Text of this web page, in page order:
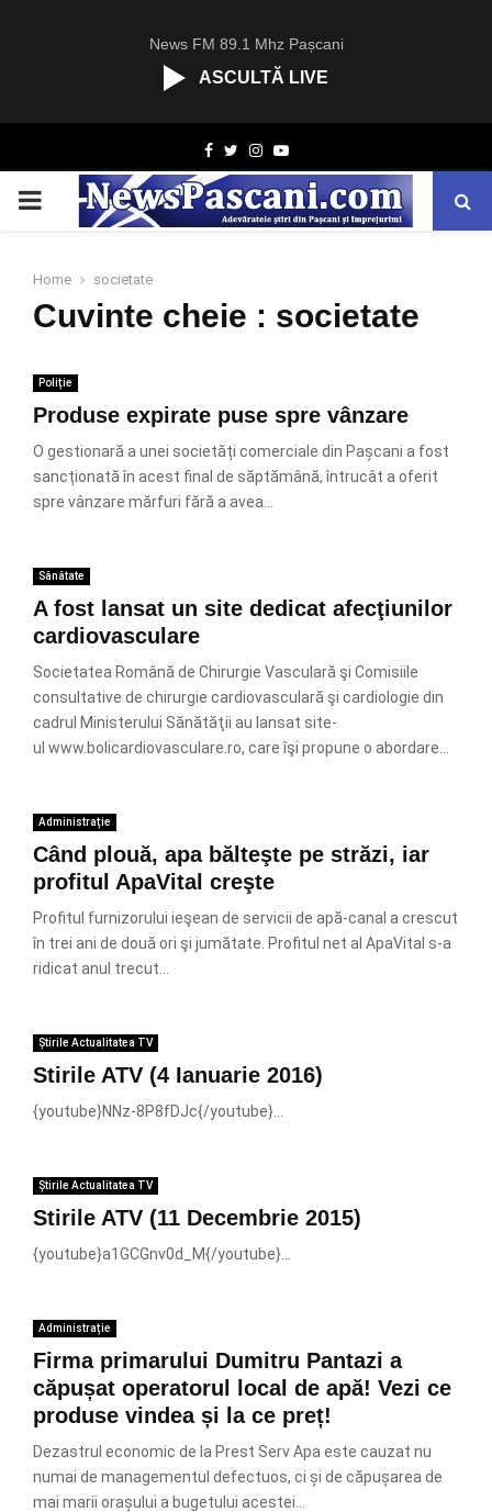
News FM 89.1 Mhz Pașcani
ASCULTĂ LIVE
Facebook
TwitterInstagram
Youtube
PRIMARY
Home societate
Cuvinte cheie : societate
Poliție
Produse expirate puse spre vânzare
O gestionară a unei societăți comerciale din Pașcani a fost
sancționată în acest final de săptămână, întrucât a oferit
spre vânzare mărfuri fără a avea...
Sănătate
A fost lansat un site dedicat afecţiunilor
cardiovasculare
Societatea Română de Chirurgie Vasculară şi Comisiile
consultative de chirurgie cardiovasculară şi cardiologie din
cadrul Ministerului Sănătăţii au lansat site-
ul www.bolicardiovasculare.ro, care îşi propune o abordare...
Administrație
Când plouă, apa bălteşte pe străzi, iar
profitul ApaVital creşte
Profitul furnizorului ieşean de servicii de apă-canal a crescut
în trei ani de două ori şi jumătate. Profitul net al ApaVital s-a
ridicat anul trecut...
Știrile Actualitatea TV
Stirile ATV (4 Ianuarie 2016)
{youtube}NNz-8P8fDJc{/youtube}...
Știrile Actualitatea TV
Stirile ATV (11 Decembrie 2015)
{youtube}a1GCGnv0d_M{/youtube}...
Administrație
Firma primarului Dumitru Pantazi a
căpușat operatorul local de apă! Vezi ce
produse vindea și la ce preț!
Dezastrul economic de la Prest Serv Apa este cauzat nu
numai de managementul defectuos, ci și de căpușarea de
mai marii orașului a bugetului acestei...